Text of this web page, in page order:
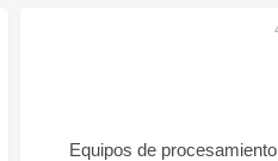
Equipos de procesamiento